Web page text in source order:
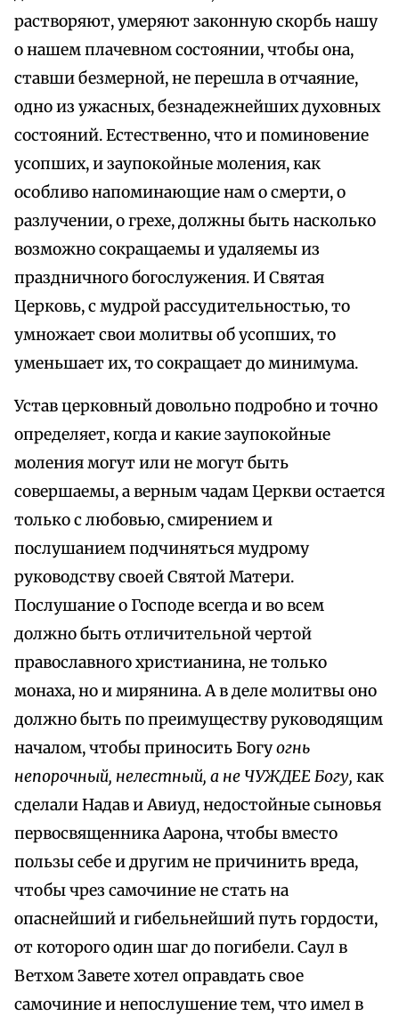
растворяют, умеряют законную скорбь нашу
о нашем плачевном состоянии, чтобы она,
ставши безмерной, не перешла в отчаяние,
одно из ужасных, безнадежнейших духовных
состояний. Естественно, что и поминовение
усопших, и заупокойные моления, как
особливо напоминающие нам о смерти, о
разлучении, о грехе, должны быть насколько
возможно сокращаемы и удаляемы из
праздничного богослужения. И Святая
Церковь, с мудрой рассудительностью, то
умножает свои молитвы об усопших, то
уменьшает их, то сокращает до минимума.
Устав церковный довольно подробно и точно
определяет, когда и какие заупокойные
моления могут или не могут быть
совершаемы, а верным чадам Церкви остается
только с любовью, смирением и
послушанием подчиняться мудрому
руководству своей Святой Матери.
Послушание о Господе всегда и во всем
должно быть отличительной чертой
православного христианина, не только
монаха, но и мирянина. А в деле молитвы оно
должно быть по преимуществу руководящим
началом, чтобы приносить Богуогнь
непорочный, нелестный, а не ЧУЖДЕЕ Богу, как
сделали Надав и Авиуд, недостойные сыновья
первосвященника Аарона, чтобы вместо
пользы себе и другим не причинить вреда,
чтобы чрез самочиние не стать на
опаснейший и гибельнейший путь гордости,
от которого один шаг до погибели. Саул в
Ветхом Завете хотел оправдать свое
самочиние и непослушение тем, что имел в